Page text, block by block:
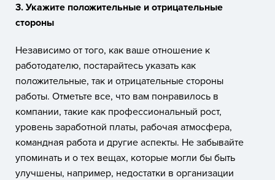
3. Укажите положительные и отрицательные
стороны
Независимо от того, как ваше отношение к
работодателю, постарайтесь указать как
положительные, так и отрицательные стороны
работы. Отметьте все, что вам понравилось в
компании, такие как профессиональный рост,
уровень заработной платы, рабочая атмосфера,
командная работа и другие аспекты. Не забывайте
упоминать и о тех вещах, которые могли бы быть
улучшены, например, недостатки в организации